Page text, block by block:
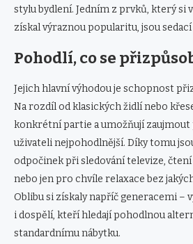
stylu bydlení. Jedním z prvků, který si
získal výraznou popularitu, jsou sedací
Pohodlí, co se
Jejich hlavní výhodou je schopnost
Na rozdíl od klasických židlí nebo
konkrétní partie a umožňují zaujmout
uživateli nejpohodlnější. Díky tomu
odpočinek při sledování televize,
nebo jen pro chvíle relaxace bez
Oblibu si získaly napříč generacemi –
i dospělí, kteří hledají pohodlnou
standardnímu nábytku.